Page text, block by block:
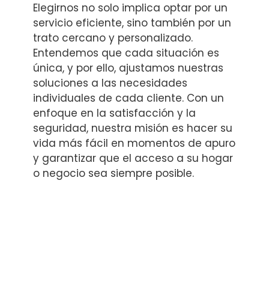
Elegirnos no solo implica optar por un
servicio eficiente, sino también por un
trato cercano y personalizado.
Entendemos que cada situación es
única, y por ello, ajustamos nuestras
soluciones a las necesidades
individuales de cada cliente. Con un
enfoque en la satisfacción y la
seguridad, nuestra misión es hacer su
vida más fácil en momentos de apuro
y garantizar que el acceso a su hogar
o negocio sea siempre posible.